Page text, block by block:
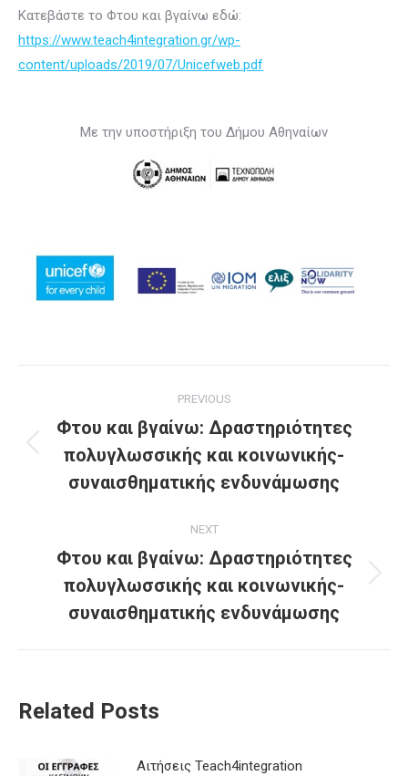
Κατεβάστε το Φτου και βγαίνω εδώ:
https://www.teach4integration.gr/wp-
content/uploads/2019/07/Unicefweb.pdf
Με την υποστήριξη του Δήμου Αθηναίων
navigation
PREVIOUS
Previous
post:
Φτου και βγαίνω: Δραστηριότητες
πολυγλωσσικής και κοινωνικής-
συναισθηματικής ενδυνάμωσης
NEXT
Next
post:
Φτου και βγαίνω: Δραστηριότητες
πολυγλωσσικής και κοινωνικής-
συναισθηματικής ενδυνάμωσης
Related Posts
Αιτήσεις Teach4integration